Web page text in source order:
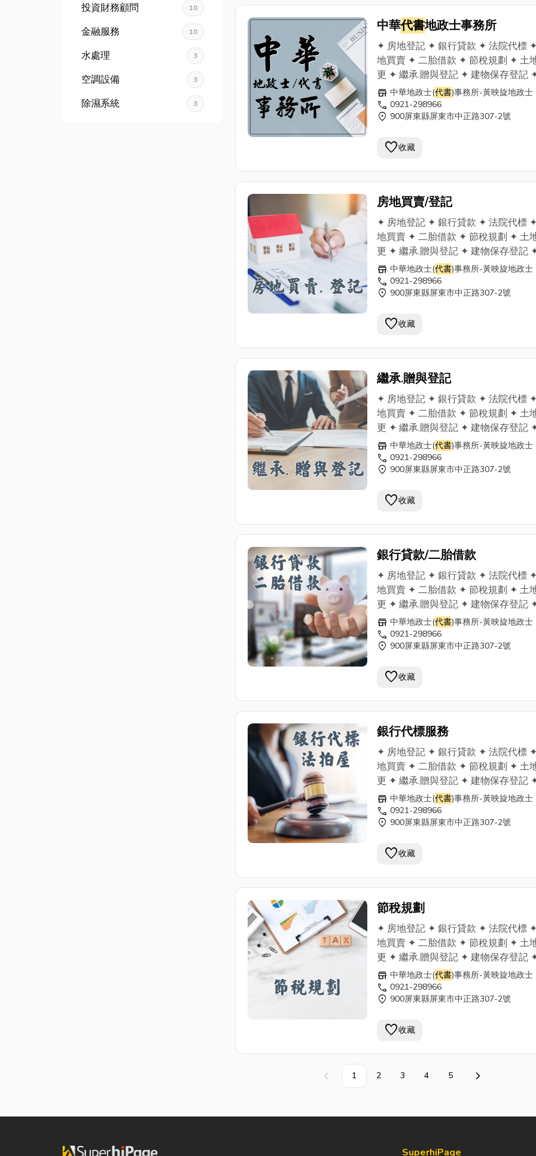
投資財務顧問 10
金融服務 10
水處理 3
空調設備 3
除濕系統 3
中華代書地政士事務所
✦ 房地登記 ✦ 銀行貸款 ✦ 法院代標
地買賣 ✦ 二胎借款 ✦ 節稅規劃 ✦ 土
更 ✦ 繼承.贈與登記 ✦ 建物保存登記
地鑑界 ✦ 過戶買賣代書業務 ✦ 土地合
分割登記 行動：0921-298966 電話：
08-7369911 傳真：08-7376811 地
store 中華地政士(代書)事務所-黃映旋地政士
call 0921-298966
location_on 900屏東縣屏東市中正路307-2號
favorite收藏
房地買賣/登記
✦ 房地登記 ✦ 銀行貸款 ✦ 法院代標
地買賣 ✦ 二胎借款 ✦ 節稅規劃 ✦ 土
更 ✦ 繼承.贈與登記 ✦ 建物保存登記
地鑑界 ✦ 過戶買賣代書業務 ✦ 土地合
分割登記 行動：0921-298966 電話：
08-7369911 傳真：08-7376811 地
store 中華地政士(代書)事務所-黃映旋地政士
call 0921-298966
location_on 900屏東縣屏東市中正路307-2號
favorite收藏
繼承.贈與登記
✦ 房地登記 ✦ 銀行貸款 ✦ 法院代標
地買賣 ✦ 二胎借款 ✦ 節稅規劃 ✦ 土
更 ✦ 繼承.贈與登記 ✦ 建物保存登記
地鑑界 ✦ 過戶買賣代書業務 ✦ 土地合
分割登記 行動：0921-298966 電話：
08-7369911 傳真：08-7376811 地
store 中華地政士(代書)事務所-黃映旋地政士
call 0921-298966
location_on 900屏東縣屏東市中正路307-2號
favorite收藏
銀行貸款/二胎借款
✦ 房地登記 ✦ 銀行貸款 ✦ 法院代標
地買賣 ✦ 二胎借款 ✦ 節稅規劃 ✦ 土
更 ✦ 繼承.贈與登記 ✦ 建物保存登記
地鑑界 ✦ 過戶買賣代書業務 ✦ 土地合
分割登記 行動：0921-298966 電話：
08-7369911 傳真：08-7376811 地
store 中華地政士(代書)事務所-黃映旋地政士
call 0921-298966
location_on 900屏東縣屏東市中正路307-2號
favorite收藏
銀行代標服務
✦ 房地登記 ✦ 銀行貸款 ✦ 法院代標
地買賣 ✦ 二胎借款 ✦ 節稅規劃 ✦ 土
更 ✦ 繼承.贈與登記 ✦ 建物保存登記
地鑑界 ✦ 過戶買賣代書業務 ✦ 土地合
分割登記 行動：0921-298966 電話：
08-7369911 傳真：08-7376811 地
store 中華地政士(代書)事務所-黃映旋地政士
call 0921-298966
location_on 900屏東縣屏東市中正路307-2號
favorite收藏
節稅規劃
✦ 房地登記 ✦ 銀行貸款 ✦ 法院代標
地買賣 ✦ 二胎借款 ✦ 節稅規劃 ✦ 土
更 ✦ 繼承.贈與登記 ✦ 建物保存登記
地鑑界 ✦ 過戶買賣代書業務 ✦ 土地合
分割登記 行動：0921-298966 電話：
08-7369911 傳真：08-7376811 地
store 中華地政士(代書)事務所-黃映旋地政士
call 0921-298966
location_on 900屏東縣屏東市中正路307-2號
favorite收藏
上一頁 1 2 3 4 5 下一頁
SuperhiPage